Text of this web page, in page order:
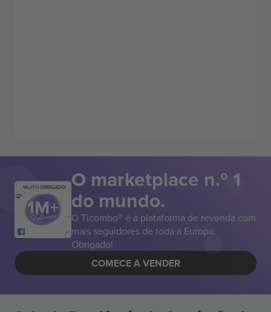
MUITO OBRIGADO! O marketplace n.º 1
do mundo.
O Ticombo® é a plataforma de revenda com
mais seguidores de toda a Europa.
Obrigado!
COMECE A VENDER